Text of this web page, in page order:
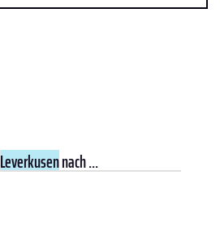
Leverkusennach ...